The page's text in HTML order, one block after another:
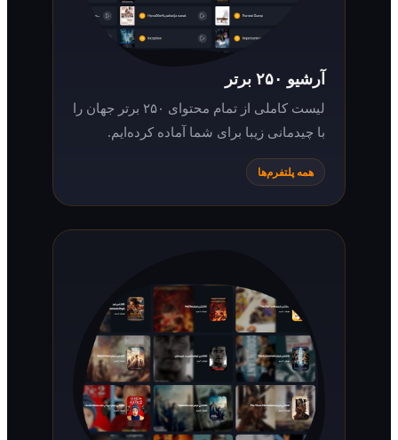
لیست کاملی از تمام محتوای ۲۵۰ برتر جهان را
با چیدمانی زیبا برای شما آماده کرده‌ایم.
همه پلتفرم‌ها